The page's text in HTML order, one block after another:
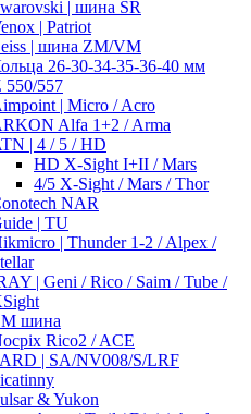
| шина SR
| Patriot
| шина ZM/VM
26-30-34-35-36-40 мм
550/557
| Micro / Acro
Alfa 1+2 / Arma
| 4 / 5 / HD
HD X-Sight I+II / Mars
4/5 X-Sight / Mars / Thor
NAR
| TU
| Thunder 1-2 / Alpex /
| Geni / Rico / Saim / Tube /
шина
Rico2 / ACE
| SA/NV008/S/LRF
& Yukon